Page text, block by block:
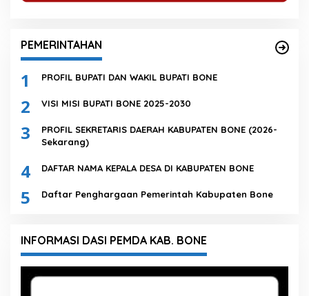
PEMERINTAHAN
1 PROFIL BUPATI DAN WAKIL BUPATI BONE
2 VISI MISI BUPATI BONE 2025-2030
3
PROFIL SEKRETARIS DAERAH KABUPATEN BONE (2026-
Sekarang)
4 DAFTAR NAMA KEPALA DESA DI KABUPATEN BONE
5 Daftar Penghargaan Pemerintah Kabupaten Bone
INFORMASI DASI PEMDA KAB. BONE